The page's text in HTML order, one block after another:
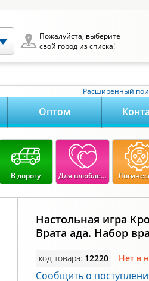
Пожалуйста, выберите
свой город из списка!
Расширенный
Оптом
В дорогу Для влюбленных
Настольная игра
Врата ада. Набор
код товара: 12220 Нет в
Сообщить о